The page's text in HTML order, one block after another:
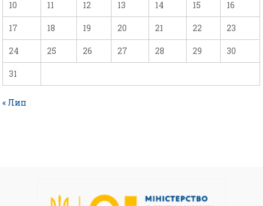
10 11 12 13 14 15 16
17 18 19 20 21 22 23
24 25 26 27 28 29 30
31
« Лип